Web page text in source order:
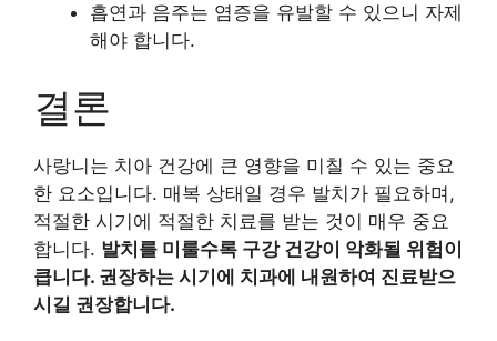
흡연과 음주는 염증을 유발할 수 있으니 자제
해야 합니다.
결론
사랑니는 치아 건강에 큰 영향을 미칠 수 있는 중요
한 요소입니다. 매복 상태일 경우 발치가 필요하며,
적절한 시기에 적절한 치료를 받는 것이 매우 중요
합니다. 발치를 미룰수록 구강 건강이 악화될 위험이
큽니다. 권장하는 시기에 치과에 내원하여 진료받으
시길 권장합니다.